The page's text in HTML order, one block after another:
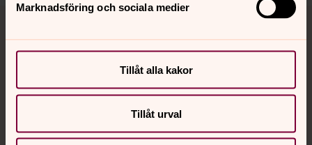
Marknadsföring och sociala medier
Tillåt alla kakor
Tillåt urval
Tillbaka till toppen
Tillbaka till innehållet
Kontakt
Kalender